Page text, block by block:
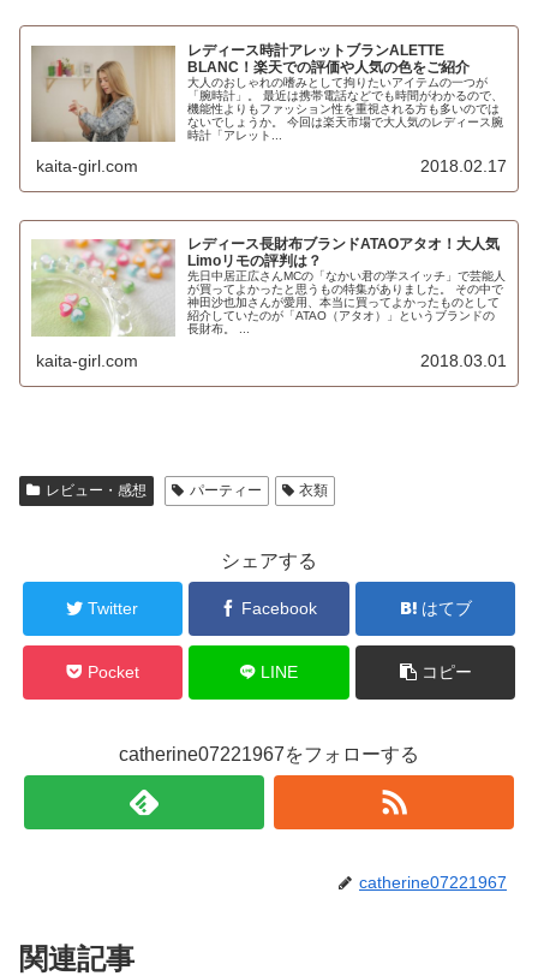
レディース時計アレットブランALETTE
BLANC！楽天での評価や人気の色をご紹介
大人のおしゃれの嗜みとして拘りたいアイテムの一つが
「腕時計」。 最近は携帯電話などでも時間がわかるので、
機能性よりもファッション性を重視される方も多いのでは
ないでしょうか。 今回は楽天市場で大人気のレディース腕
時計「アレット...
kaita-girl.com 2018.02.17
レディース長財布ブランドATAOアタオ！大人気
Limoリモの評判は？
先日中居正広さんMCの「なかい君の学スイッチ」で芸能人
が買ってよかったと思うもの特集がありました。 その中で
神田沙也加さんが愛用、本当に買ってよかったものとして
紹介していたのが「ATAO（アタオ）」というブランドの
長財布。 ...
kaita-girl.com 2018.03.01
レビュー・感想 パーティー 衣類
シェアする
Twitter Facebook はてブ
Pocket LINE コピー
catherine07221967をフォローする
catherine07221967
関連記事